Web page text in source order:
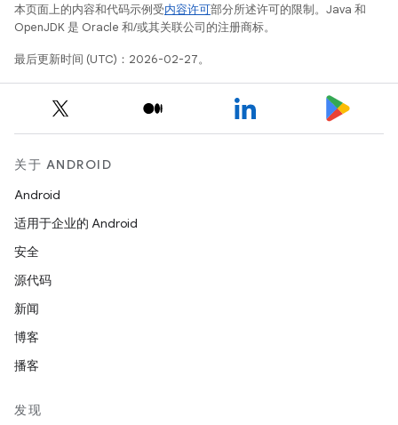
本页面上的内容和代码示例受内容许可部分所述许可的限制。Java 和
OpenJDK 是 Oracle 和/或其关联公司的注册商标。
最后更新时间 (UTC)：2026-02-27。
关于 ANDROID
Android
适用于企业的 Android
安全
源代码
新闻
博客
播客
发现